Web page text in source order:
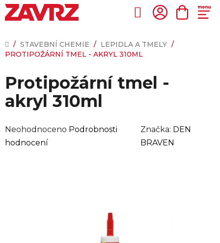
Přejít
na
Hledat
DOMŮ
/ STAVEBNÍ CHEMIE / LEPIDLA A TMELY /
PROTIPOŽÁRNÍ TMEL - AKRYL 310ML
Protipožární tmel -
akryl 310ml
Průměrné
hodnocení
Neohodnoceno Podrobnosti
hodnocení
Značka: DEN
BRAVEN